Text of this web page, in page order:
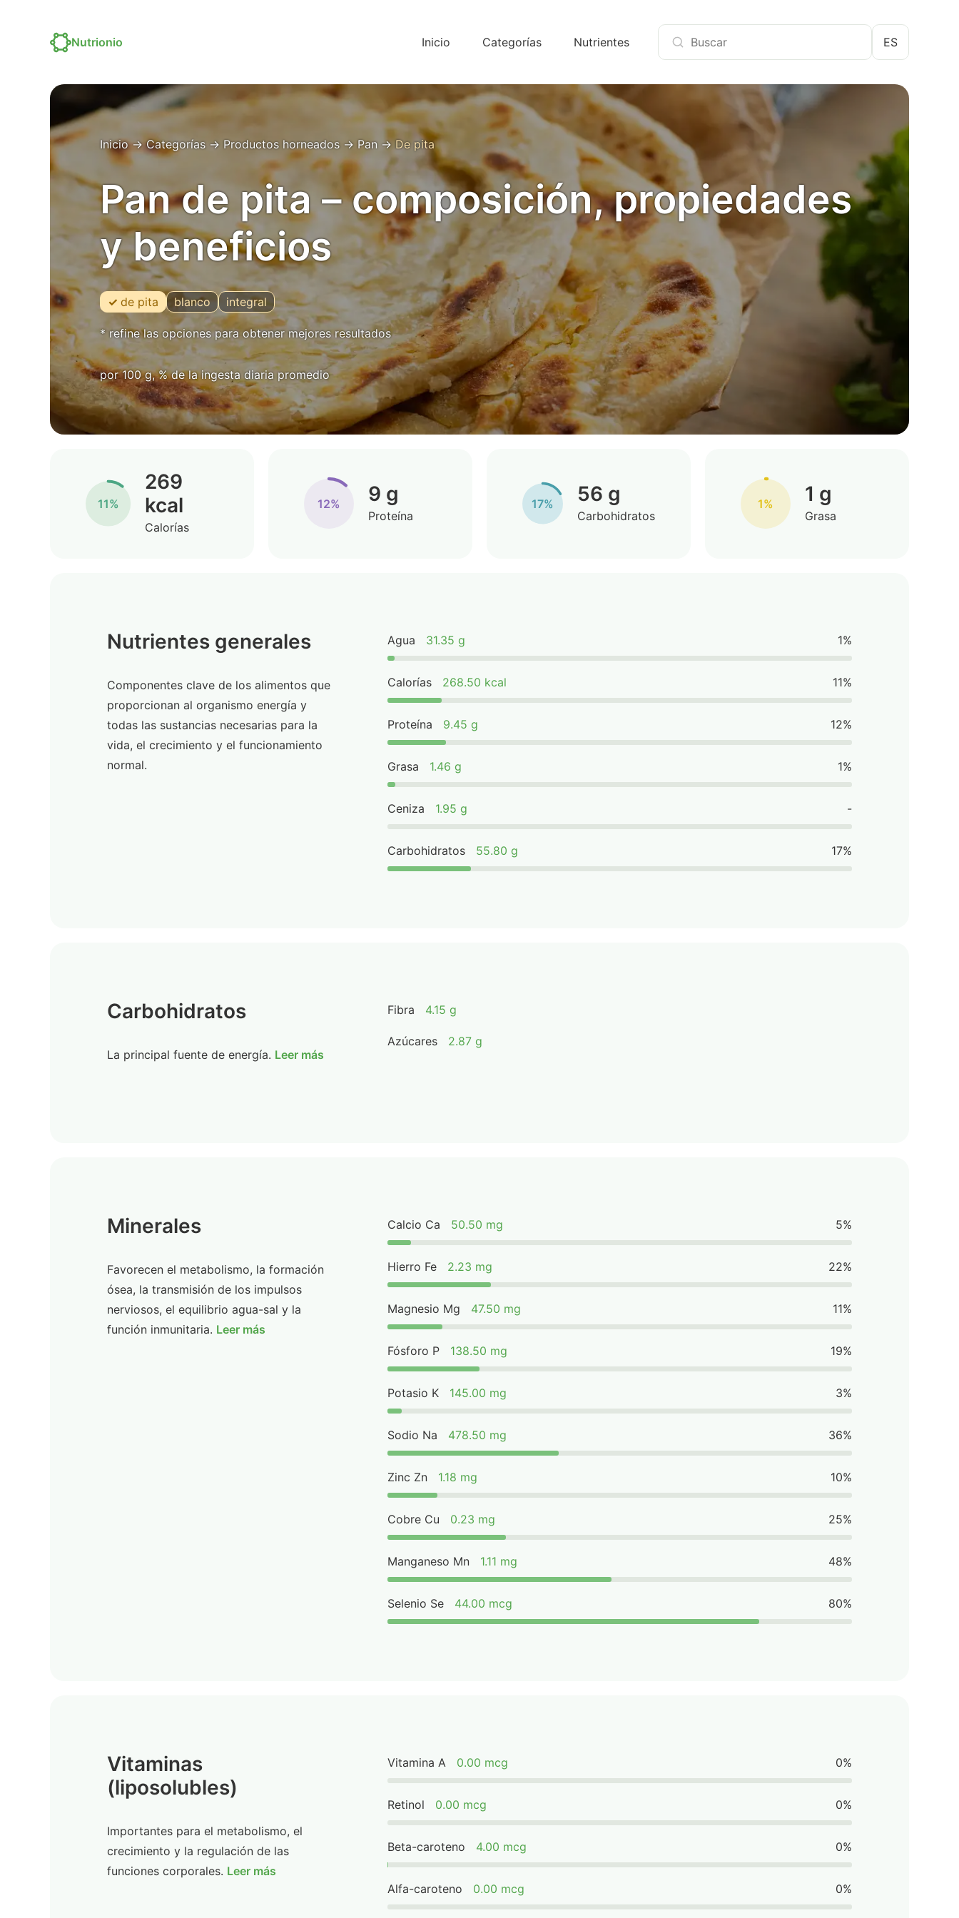
Nutrionio ES
Inicio Categorías Nutrientes
Inicio→Categorías → Productos horneados → Pan →De pita
Pan de pita – composición, propiedades
y beneficios
de pita blanco integral
* refine las opciones para obtener mejores resultados
por 100 g, % de la ingesta diaria promedio
11%
269
kcal
Calorías
12% 9 g
Proteína
17% 56 g
Carbohidratos
1% 1 g
Grasa
Nutrientes generales
Componentes clave de los alimentos que
proporcionan al organismo energía y
todas las sustancias necesarias para la
vida, el crecimiento y el funcionamiento
normal.
Agua 31.35 g 1%
Calorías 268.50 kcal 11%
Proteína 9.45 g 12%
Grasa 1.46 g 1%
Ceniza 1.95 g -
Carbohidratos 55.80 g 17%
Carbohidratos
La principal fuente de energía. Leer más
Fibra 4.15 g
Azúcares 2.87 g
Minerales
Favorecen el metabolismo, la formación
ósea, la transmisión de los impulsos
nerviosos, el equilibrio agua-sal y la
función inmunitaria. Leer más
Calcio Ca 50.50 mg 5%
Hierro Fe 2.23 mg 22%
Magnesio Mg 47.50 mg 11%
Fósforo P 138.50 mg 19%
Potasio K 145.00 mg 3%
Sodio Na 478.50 mg 36%
Zinc Zn 1.18 mg 10%
Cobre Cu 0.23 mg 25%
Manganeso Mn 1.11 mg 48%
Selenio Se 44.00 mcg 80%
Vitaminas
(liposolubles)
Importantes para el metabolismo, el
crecimiento y la regulación de las
funciones corporales. Leer más
Vitamina A 0.00 mcg 0%
Retinol 0.00 mcg 0%
Beta-caroteno 4.00 mcg 0%
Alfa-caroteno 0.00 mcg 0%